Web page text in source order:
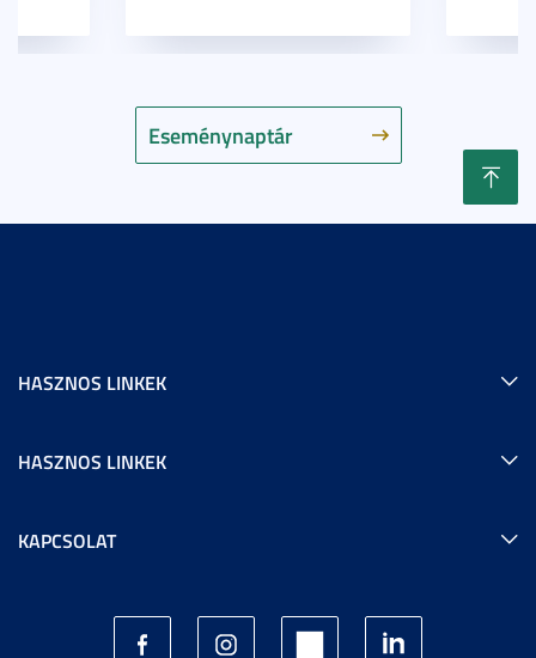
Eseménynaptár
HASZNOS LINKEK
HASZNOS LINKEK
KAPCSOLAT